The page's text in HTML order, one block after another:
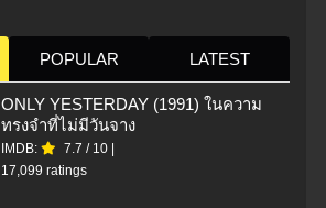
POPULAR LATEST
ONLY YESTERDAY (1991) ในความ
ทรงจำที่ไม่มีวันจาง
IMDB: 7.7 / 10
17,099 ratings